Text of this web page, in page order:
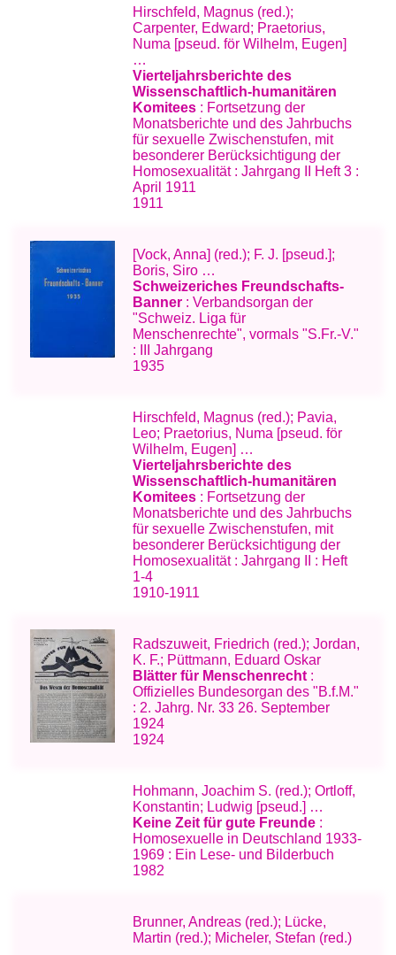
Hirschfeld, Magnus (red.);
Carpenter, Edward; Praetorius,
Numa [pseud. för Wilhelm, Eugen]
…
Vierteljahrsberichte des
Wissenschaftlich-humanitären
Komitees : Fortsetzung der
Monatsberichte und des Jahrbuchs
für sexuelle Zwischenstufen, mit
besonderer Berücksichtigung der
Homosexualität : Jahrgang II Heft 3 :
April 1911
1911
[Vock, Anna] (red.); F. J. [pseud.];
Boris, Siro …
Schweizeriches Freundschafts-
Banner : Verbandsorgan der
"Schweiz. Liga für
Menschenrechte", vormals "S.Fr.-V."
: III Jahrgang
1935
Hirschfeld, Magnus (red.); Pavia,
Leo; Praetorius, Numa [pseud. för
Wilhelm, Eugen] …
Vierteljahrsberichte des
Wissenschaftlich-humanitären
Komitees : Fortsetzung der
Monatsberichte und des Jahrbuchs
für sexuelle Zwischenstufen, mit
besonderer Berücksichtigung der
Homosexualität : Jahrgang II : Heft
1-4
1910-1911
Radszuweit, Friedrich (red.); Jordan,
K. F.; Püttmann, Eduard Oskar
Blätter für Menschenrecht:
Offizielles Bundesorgan des "B.f.M."
: 2. Jahrg. Nr. 33 26. September
1924
1924
Hohmann, Joachim S. (red.); Ortloff,
Konstantin; Ludwig [pseud.] …
Keine Zeit für gute Freunde :
Homosexuelle in Deutschland 1933-
1969 : Ein Lese- und Bilderbuch
1982
Brunner, Andreas (red.); Lücke,
Martin (red.); Micheler, Stefan (red.)